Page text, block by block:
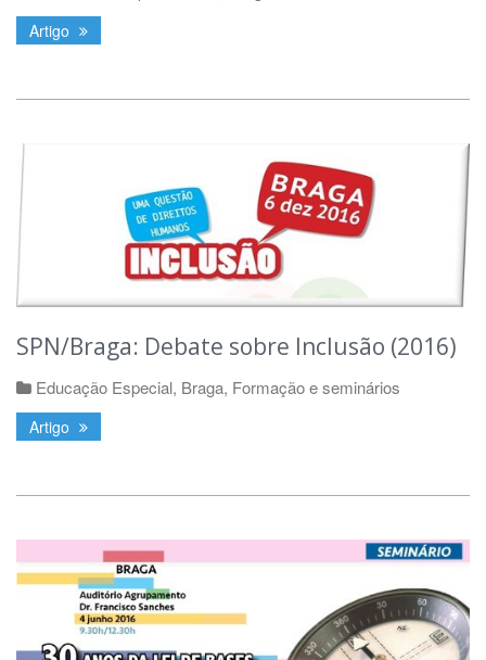
Artigo
SPN/Braga: Debate sobre Inclusão (2016)
Educação Especial, Braga, Formação e seminários
Artigo